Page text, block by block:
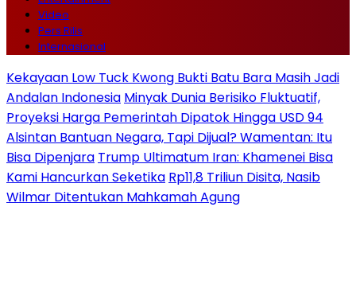
Video
Pers Rilis
Internasional
Kekayaan Low Tuck Kwong Bukti Batu Bara Masih Jadi
Andalan Indonesia Minyak Dunia Berisiko Fluktuatif,
Proyeksi Harga Pemerintah Dipatok Hingga USD 94
Alsintan Bantuan Negara, Tapi Dijual? Wamentan: Itu
Bisa Dipenjara Trump Ultimatum Iran: Khamenei Bisa
Kami Hancurkan Seketika Rp11,8 Triliun Disita, Nasib
Wilmar Ditentukan Mahkamah Agung